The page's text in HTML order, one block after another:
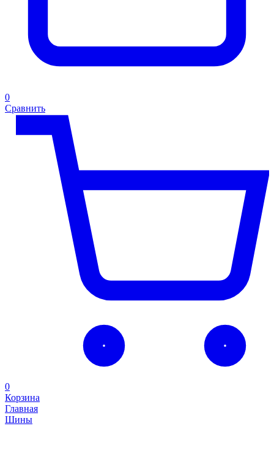
0
Сравнить
0
Корзина
Главная
Шины